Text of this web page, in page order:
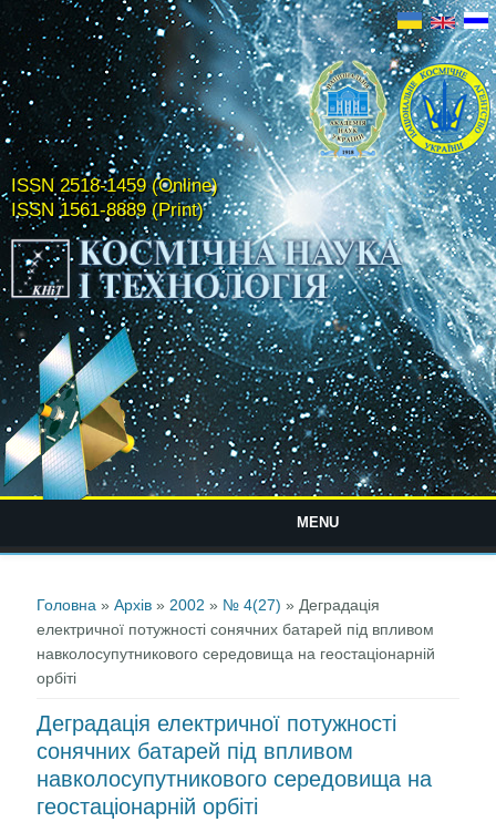
ISSN 2518-1459 (Online)
ISSN 1561-8889 (Print)
MENU
Головна »Архів » 2002 » № 4(27) » Деградація
електричної потужності сонячних батарей під впливом
навколосупутникового середовища на геостаціонарній
орбіті
Деградація електричної потужності
сонячних батарей під впливом
навколосупутникового середовища на
геостаціонарній орбіті